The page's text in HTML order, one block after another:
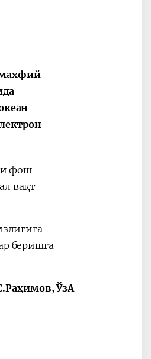
махфий
фош
вақт
беришга
ЎзА